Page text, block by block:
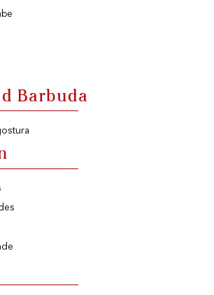
Ab einem Einkauf von
99 CHF oder mehr.
SCHNELLER VERSAND
Barbuda